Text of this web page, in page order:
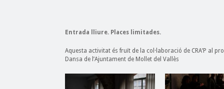
Entrada lliure. Places limitades.
Aquesta activitat és fruït de la col·laboració de CRA’P al
Dansa de l’Ajuntament de Mollet del Val lès